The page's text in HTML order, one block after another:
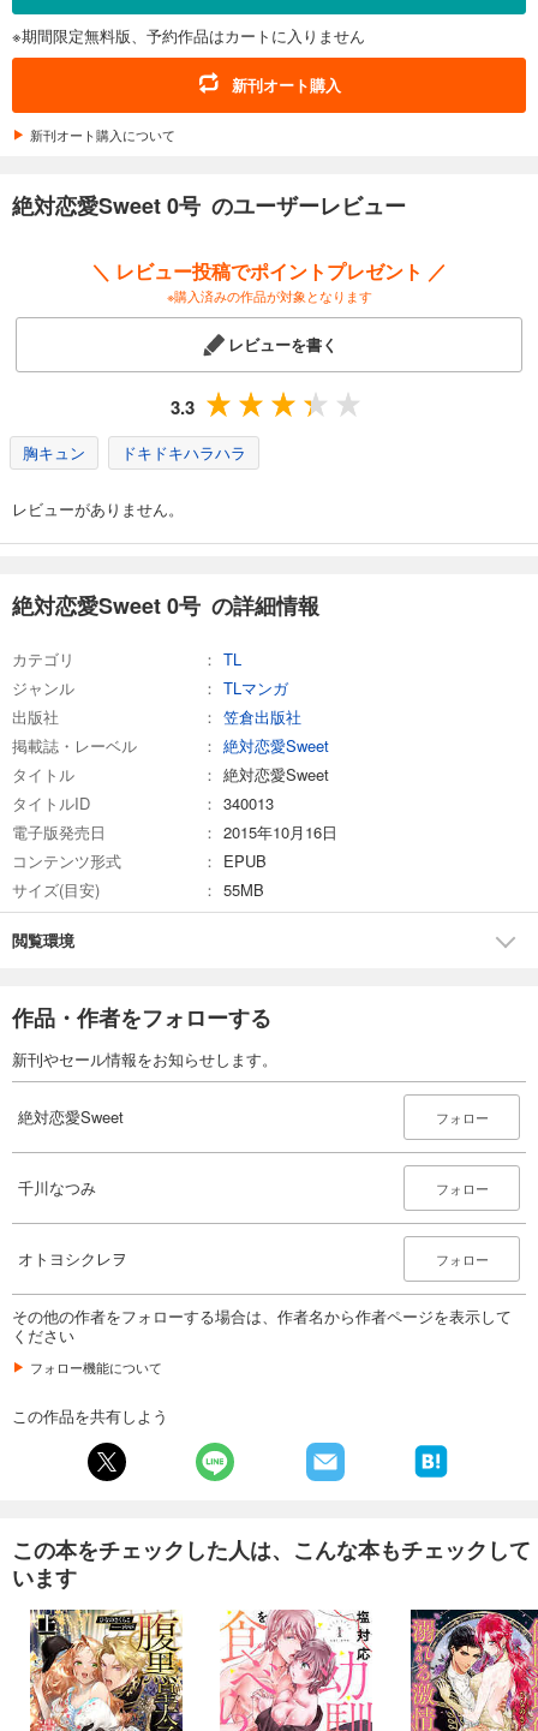
※期間限定無料版、予約作品はカートに入りません
新刊オート購入
新刊オート購入について
絶対恋愛Sweet 0号 のユーザーレビュー
＼ レビュー投稿でポイントプレゼント ／
※購入済みの作品が対象となります
レビューを書く
3.3
胸キュン ドキドキハラハラ
レビューがありません。
絶対恋愛Sweet 0号 の詳細情報
カテゴリ
TL
ジャンル
TLマンガ
出版社
笠倉出版社
掲載誌・レーベル
絶対恋愛Sweet
タイトル
絶対恋愛Sweet
タイトルID
340013
電子版発売日
2015年10月16日
コンテンツ形式
EPUB
サイズ(目安)
55MB
閲覧環境
作品・作者をフォローする
新刊やセール情報をお知らせします。
絶対恋愛Sweet フォロー
千川なつみ フォロー
オトヨシクレヲ フォロー
その他の作者をフォローする場合は、作者名から作者ページを表示して
ください
フォロー機能について
この作品を共有しよう
この本をチェックした人は、こんな本もチェックして
います